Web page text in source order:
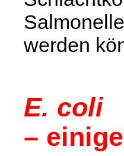
werden
E. coli
–